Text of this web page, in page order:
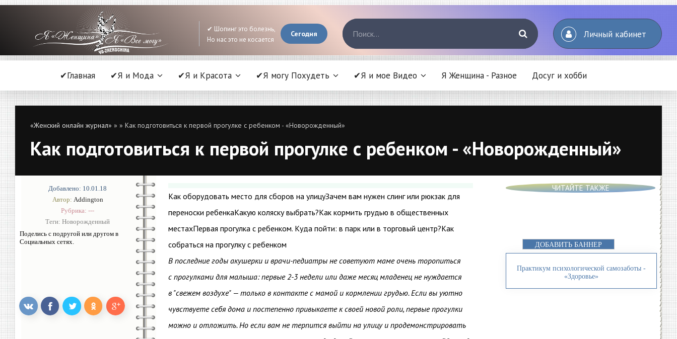
✔ Шопинг это болезнь,
Но нас это не косается
Сегодня Личный кабинет
✔Главная ✔Я и Мода ✔Я и Красота ✔Я могу Похудеть ✔Я и мое Видео Я Женщина - Разное Досуг и хобби
«Женский онлайн журнал» » » Как подготовиться к первой прогулке с ребенком - «Новорожденный»
Как подготовиться к первой прогулке с ребенком - «Новорожденный»
Добавлено: 10.01.18
Автор: Addington
Рубрика: ---
Теги: Новорожденный
Поделись с подругой или другом в
Социальных сетях.
Как оборудовать место для сборов на улицуЗачем вам нужен слинг или рюкзак для
переноски ребенкаКакую коляску выбрать?Как кормить грудью в общественных
местахПервая прогулка с ребенком. Куда пойти: в парк или в торговый центр?Как
собраться на прогулку с ребенком
В последние годы акушерки и врачи-педиатры не советуют маме очень торопиться
с прогулками для малыша: первые 2-3 недели или даже месяц младенец не нуждается
в "свежем воздухе" — только в контакте с мамой и кормлении грудью. Если вы уютно
чувствуете себя дома и постепенно привыкаете к своей новой роли, первые прогулки
можно и отложить. Но если вам не терпится выйти на улицу и продемонстрировать
ЧИТАЙТЕ ТАКЖЕ
ДОБАВИТЬ БАННЕР
Практикум психологической самозаботы -
«Здоровье»